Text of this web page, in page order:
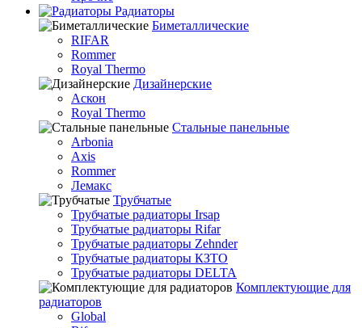
Радиаторы
Биметаллические
RIFAR
Rommer
Royal Thermo
Дизайнерские
Аскон
Royal Thermo
Стальные панельные
Arbonia
Axis
Rommer
Лемакс
Трубчатые
Трубчатые радиаторы Irsap
Трубчатые радиаторы Rifar
Трубчатые радиаторы Zehnder
Трубчатые радиаторы КЗТО
Трубчатые радиаторы DELTA
Комплектующие для
радиаторов
Global